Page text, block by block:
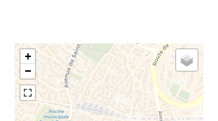
+
−